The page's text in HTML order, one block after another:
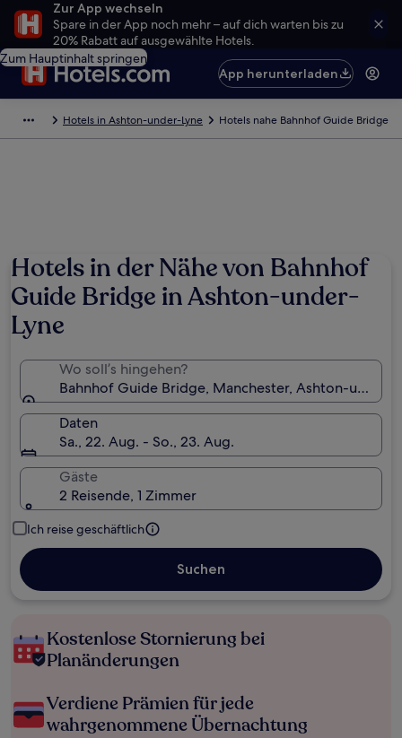
Zur App wechseln
Spare in der App noch mehr – auf dich warten bis zu
20% Rabatt auf ausgewählte Hotels.
Zum Hauptinhalt springen
App herunterladen
Hotels in Ashton-under-Lyne Hotels nahe Bahnhof Guide Bridge
Hotels in der Nähe von Bahnhof
Guide Bridge in Ashton-under-
Lyne
Wo soll’s hingehen?
Bahnhof Guide Bridge, Manchester, Ashton-under-
Daten
Sa., 22. Aug. - So., 23. Aug.
Gäste
2 Reisende, 1 Zimmer
Ich reise geschäftlich
Suchen
Kostenlose Stornierung bei
Planänderungen
Verdiene Prämien für jede
wahrgenommene Übernachtung